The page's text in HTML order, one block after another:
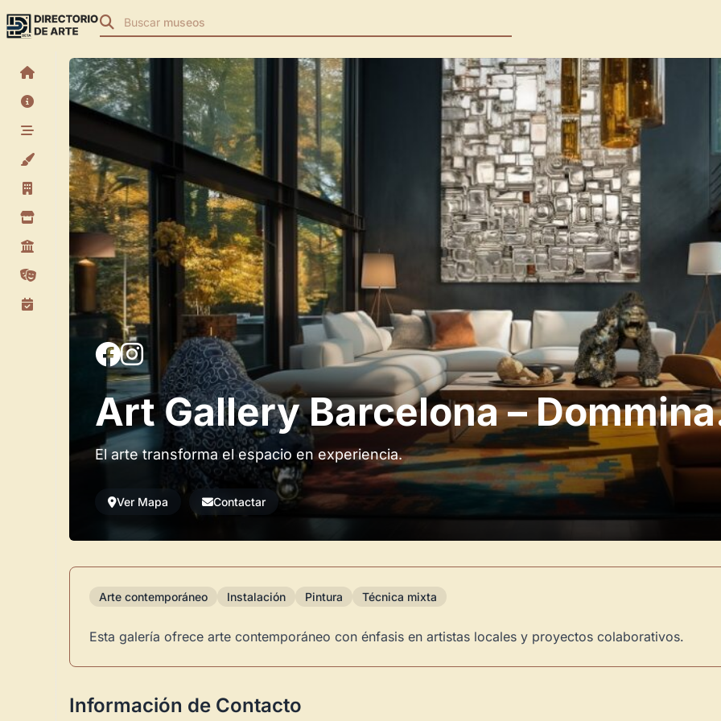
Buscar museos
Art Gallery Barcelona –
El arte transforma el espacio en experiencia.
Ver Mapa Contactar
Arte contemporáneo Instalación Pintura Técnica mixta
Esta galería ofrece arte contemporáneo con énfasis en artistas locales y proyectos colaborativos.
Información de Contacto